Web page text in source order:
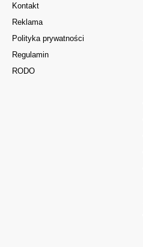
Kontakt
Reklama
Polityka prywatności
Regulamin
RODO